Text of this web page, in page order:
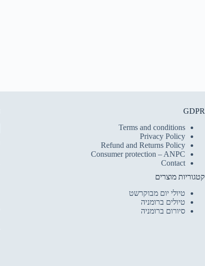
GDPR
Terms and conditions
Privacy Policy
Refund and Returns Policy
Consumer protection – ANPC
Contact
קטגוריות מוצרים
טיולי יום מבוקרשט
טיולים ברומניה
סיורום ברומניה